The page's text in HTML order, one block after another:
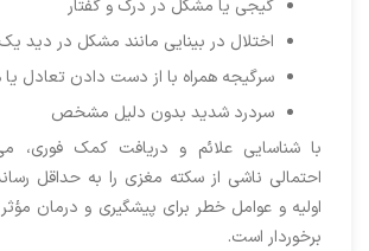
گیجی یا مشکل در درک و گفتار
اختلال در بینایی مانند مشکل در دید
سرگیجه همراه با از دست دادن تعادل یا
سردرد شدید بدون دلیل مشخص
با شناسایی علائم و دریافت کمک فوری،
احتمالی ناشی از سکته مغزی را به حداقل
اولیه و عوامل خطر برای پیشگیری و درمان
برخوردار است.